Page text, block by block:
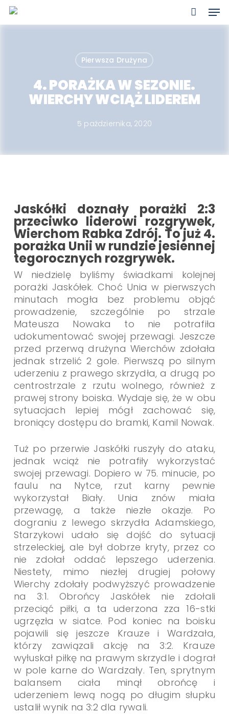
Skip
to
Pierwsza Drużyna
4. PORAŻKA W SEZONIE.
WIERCHY WCIĄŻ LIDEREM
5 października, 2020
Jaskółki doznały porażki 2:3
przeciwko liderowi rozgrywek,
Wierchom Rabka Zdrój. To już 4.
porażka Unii w rundzie jesiennej
tegorocznych rozgrywek.
W niedzielę byliśmy świadkami kolejnej
porażki Jaskółek. Choć Unia w pierwszych
minutach mogła bez problemu objąć
prowadzenie, szczególnie po strzale
Mateusza Nowaka to nie potrafiła
udokumentować swojej przewagi. Jeszcze
przed przerwą drużyna Wierchów zdołała
jednak strzelić 2 gole. Pierwszą po silnym
uderzeniu z prawego skrzydła, a drugą po
centrostrzale z rzutu wolnego, również z
prawej strony boiska. Wydaje się, że w obu
sytuacjach lepiej mógł zachować się,
broniący dostępu do bramki, Kamil Nowak.
Tuż po przerwie Jaskółki ruszyły do ataku,
jednak wciąż nie potrafiły wykorzystać
swojej przewagi. Dopiero w 75. minucie, po
faulu na Nytce, rzut karny pewnie
wykorzystał Biały. Unia znów miała
przewagę, a także niezłe okazje. Po
dograniu z lewego skrzydła Adamskiego,
Starzykowi udało się dojść do sytuacji
strzeleckiej, ale był dobrze kryty, przez co
nie zdołał oddać lepszego uderzenia.
Niestety, mimo niezłej drugiej połowy
Wierchy zdołały podwyższyć prowadzenie
na 3:1. Obrońcy Jaskółek nie zdołali
przeciąć piłki, a ta uderzona zza 16-stki
ugrzęzła w siatce. Pod koniec na boisku
pojawili się jeszcze Krauze i Wardzała,
którzy zawiązali akcję na 3:2. Krauze
wyłuskał piłkę na prawym skrzydle i dograł
w pole karne do Wardzały. Ten, sprytnym
balansem ciała minął obrońcę i
uderzeniem lewą nogą po długim słupku
ustalił wynik na 3:2 dla rywali.